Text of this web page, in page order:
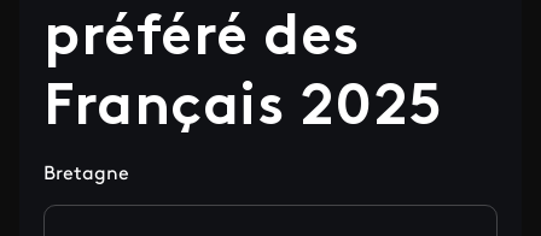
préféré des
Français 2025
Bretagne